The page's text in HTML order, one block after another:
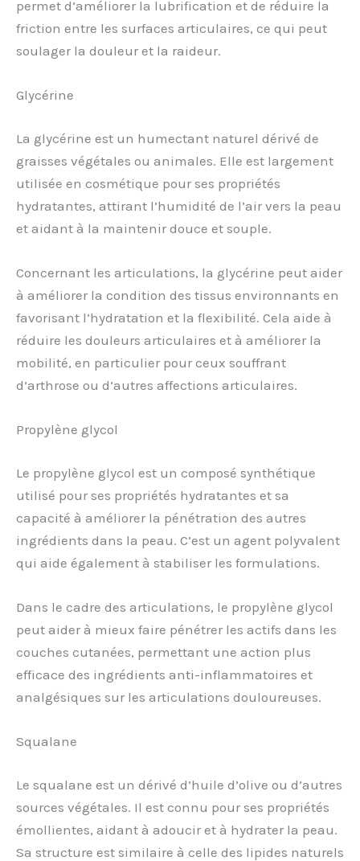
permet d’améliorer la lubrification et de réduire la
friction entre les surfaces articulaires, ce qui peut
soulager la douleur et la raideur.
Glycérine
La glycérine est un humectant naturel dérivé de
graisses végétales ou animales. Elle est largement
utilisée en cosmétique pour ses propriétés
hydratantes, attirant l’humidité de l’air vers la peau
et aidant à la maintenir douce et souple.
Concernant les articulations, la glycérine peut aider
à améliorer la condition des tissus environnants en
favorisant l’hydratation et la flexibilité. Cela aide à
réduire les douleurs articulaires et à améliorer la
mobilité, en particulier pour ceux souffrant
d’arthrose ou d’autres affections articulaires.
Propylène glycol
Le propylène glycol est un composé synthétique
utilisé pour ses propriétés hydratantes et sa
capacité à améliorer la pénétration des autres
ingrédients dans la peau. C’est un agent polyvalent
qui aide également à stabiliser les formulations.
Dans le cadre des articulations, le propylène glycol
peut aider à mieux faire pénétrer les actifs dans les
couches cutanées, permettant une action plus
efficace des ingrédients anti-inflammatoires et
analgésiques sur les articulations douloureuses.
Squalane
Le squalane est un dérivé d’huile d’olive ou d’autres
sources végétales. Il est connu pour ses propriétés
émollientes, aidant à adoucir et à hydrater la peau.
Sa structure est similaire à celle des lipides naturels